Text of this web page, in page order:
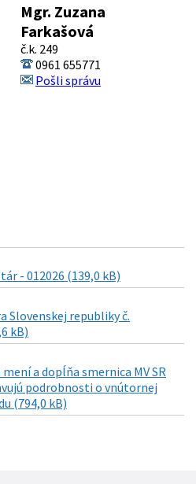
Mgr. Zuzana
Farkašová
č.k. 249
0961 655771
Pošli správu
- 012026 (139,0 kB)
Slovenskej republiky č.
kB)
a dopĺňa smernica MV SR
podrobnosti o vnútornej
(794,0 kB)